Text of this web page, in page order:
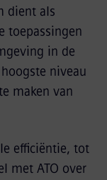
dient als
toepassingen
in de
niveau
maken van
efficiëntie, tot
met ATO over